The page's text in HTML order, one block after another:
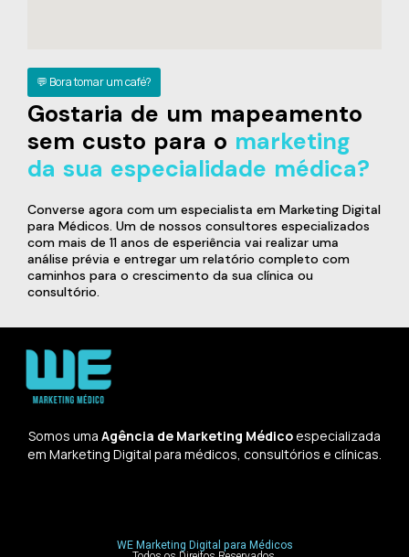
💬 Bora tomar um café?
Gostaria de um mapeamento
sem custo para o marketing
da sua especialidade médica?
Converse agora com um especialista em Marketing Digital
para Médicos. Um de nossos consultores especializados
com mais de 11 anos de esperiência vai realizar uma
análise prévia e entregar um relatório completo com
caminhos para o crescimento da sua clínica ou
consultório.
Somos uma Agência de Marketing Médicoespecializada
em Marketing Digital para médicos, consultórios e clínicas.
WE Marketing Digital para Médicos